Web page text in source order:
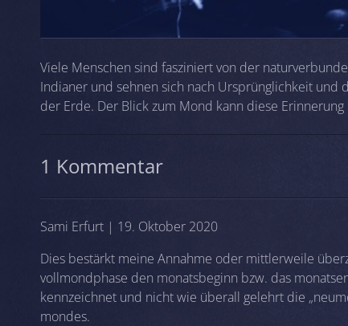
Viele Menschen sind fasziniert von der
Indianer und sehnen sich nach Ursprünglichkeit und
der Erde. Der Blick zum Mond kann diese
1 Kommentar
Sami Erfurt | 19. Oktober 2020
Dies bestärkt meine Annahme oder mittlerweile
vollmondphase den monatsbeginn bzw. das
kennzeichnet und nicht wie überall gelehrt die
mondes.